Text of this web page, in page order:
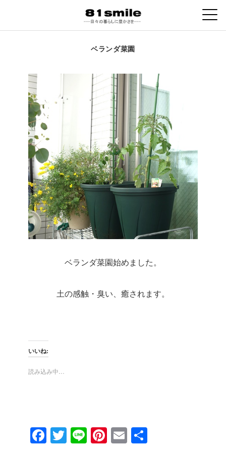
ベランダ菜園
ベランダ菜園始めました。
土の感触・臭い、癒されます。
いいね:
読み込み中…
F T Li Pi E